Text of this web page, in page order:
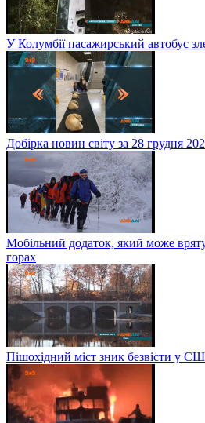
У Колумбії пасажирський автобус
Добірка новин світу за 28 грудня
Мобільний додаток, який може
горах
Пішохідний міст зник безвісти у